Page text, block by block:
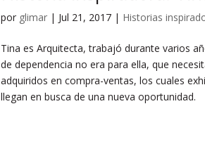
por glimar | Jul 21, 2017 | Historias
Tina es Arquitecta, trabajó durante varios
de dependencia no era para ella, que
adquiridos en compra-ventas, los cuales
llegan en busca de una nueva oportunidad.